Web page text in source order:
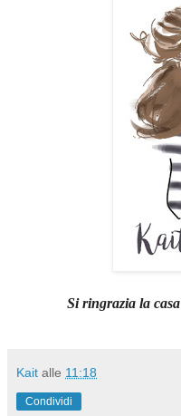
Si ringrazia la
Kait alle 11:18
Condividi